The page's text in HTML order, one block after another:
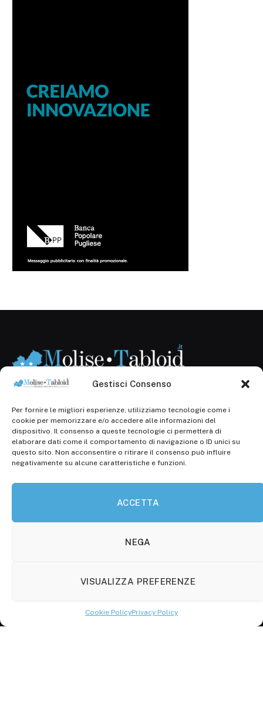
Gestisci Consenso
Per fornire le migliori esperienze, utilizziamo tecnologie come i
cookie per memorizzare e/o accedere alle informazioni del
dispositivo. Il consenso a queste tecnologie ci permetterà di
elaborare dati come il comportamento di navigazione o ID unici su
questo sito. Non acconsentire o ritirare il consenso può influire
negativamente su alcune caratteristiche e funzioni.
ACCETTA
NEGA
VISUALIZZA PREFERENZE
Cookie PolicyPrivacy Policy
Registr. presso il Tribunale di Campobasso: 3/2013 del
14.11.2013, Cron. 1254
Roc: iscrizione n° 25549 (Prot. 1138/com/15 del
30.04.2015)
P.Iva: 01707150700